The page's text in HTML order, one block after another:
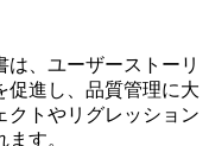
、ユーザーストーリ
促進し、品質管理に大
クトやリグレッション
す。